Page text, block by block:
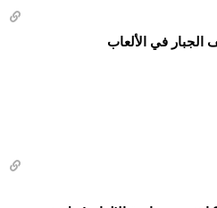
الجبار في الألعاب